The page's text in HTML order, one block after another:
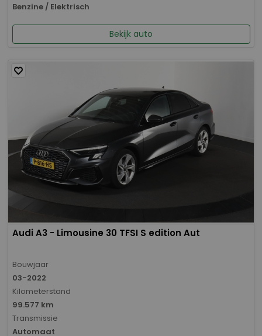
Benzine / Elektrisch
Bekijk auto
Audi A3 - Limousine 30 TFSI S edition Aut
Bouwjaar
03-2022
Kilometerstand
99.577 km
Transmissie
Automaat